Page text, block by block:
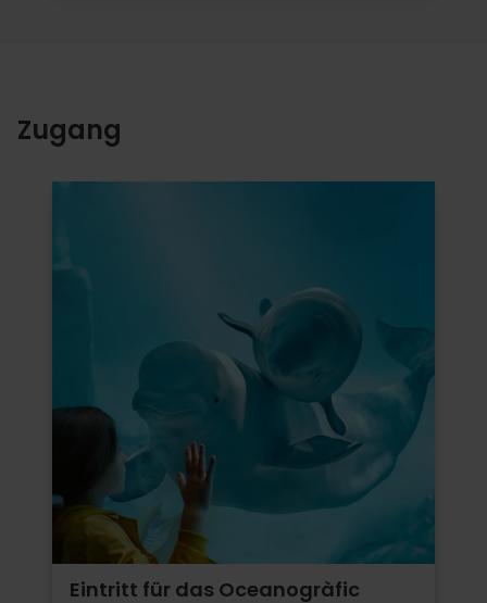
Zugang
Eintritt für das Oceanogràfic